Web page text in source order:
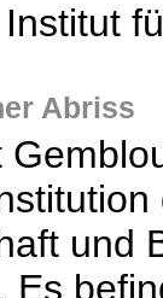
Abriss
und
Es